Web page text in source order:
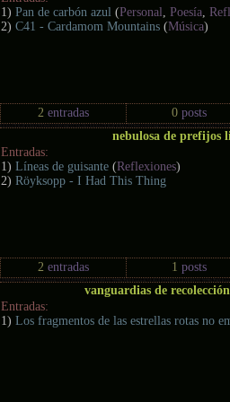
1)Pan de carbón azul (Personal ,Poesía ,
2)C41 - Cardamom Mountains (Música)
2 entradas 0posts
nebulosa de prefijos
Entradas:
1)Líneas de guisante (Reflexiones)
2)Röyksopp - I Had This Thing
2 entradas 1 posts
vanguardias de
Entradas:
1)Los fragmentos de las estrellas rotas no